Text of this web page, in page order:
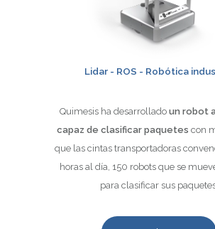
Lidar - ROS - Robótica
Quimesis ha desarrollado un robot
capaz de clasificar paquetes con
que las cintas transportadoras
horas al día, 150 robots que se
para clasificar sus